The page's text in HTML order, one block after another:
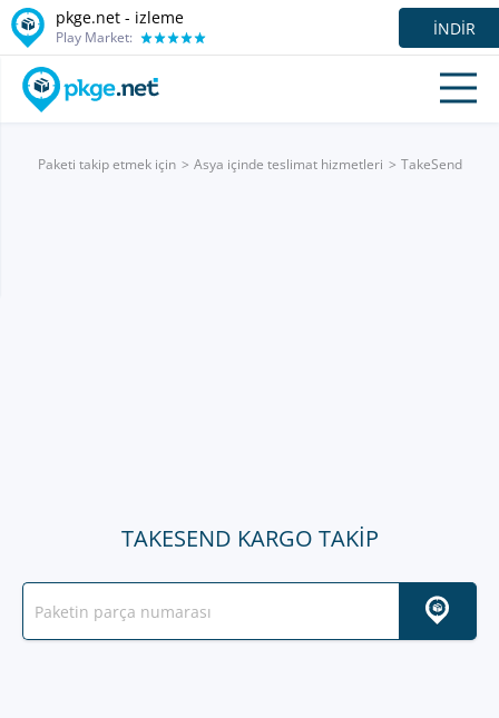
pkge.net - izleme
Play Market: İNDIR
Paketi takip etmek için Asya içinde teslimat hizmetleri TakeSend
TAKESEND KARGO TAKIP